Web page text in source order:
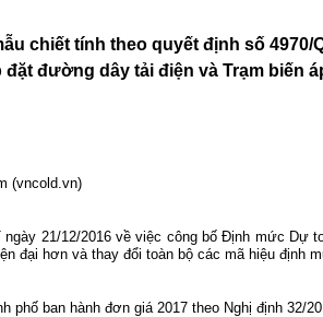
chiết tính theo quyết định số 4970/
đặt đường dây tải điện và Trạm biến
(vncold.vn)
21/12/2016 về việc công bố Định mức Dự
đại hơn và thay đổi toàn bộ các mã hiệu định
ban hành đơn giá 2017 theo Nghị định 32/